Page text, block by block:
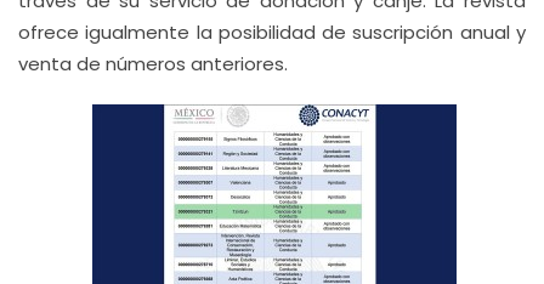
ofrece igualmente la posibilidad de suscripción anual y
venta de números anteriores.